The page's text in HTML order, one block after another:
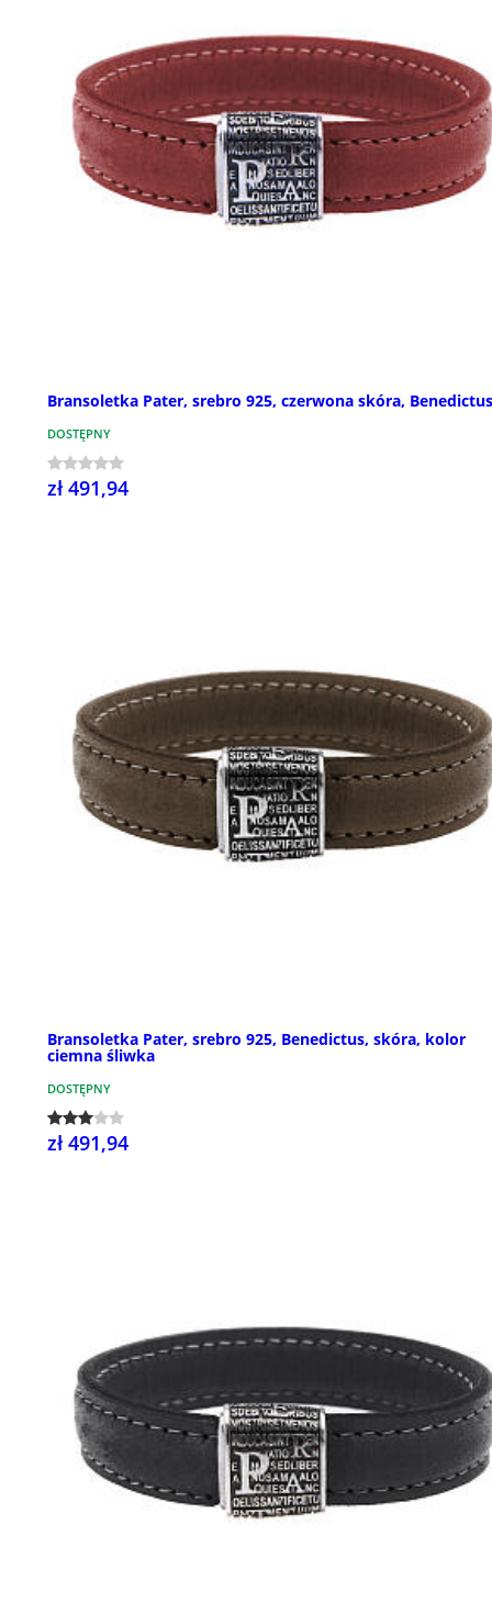
Bransoletka Pater, srebro 925, czerwona skóra, Benedictus
DOSTĘPNY
zł 491,94
Bransoletka Pater, srebro 925, Benedictus, skóra, kolor
ciemna śliwka
DOSTĘPNY
zł 491,94